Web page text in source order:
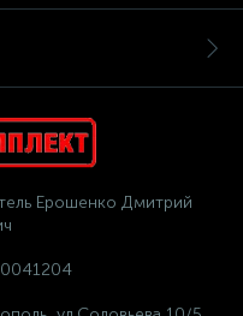
Ерошенко Дмитрий